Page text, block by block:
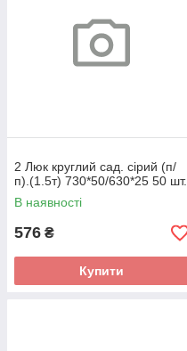
2 Люк круглий сад. сірий (п/
п).(1.5т) 730*50/630*25 50 шт.
В наявності
576 ₴
Купити